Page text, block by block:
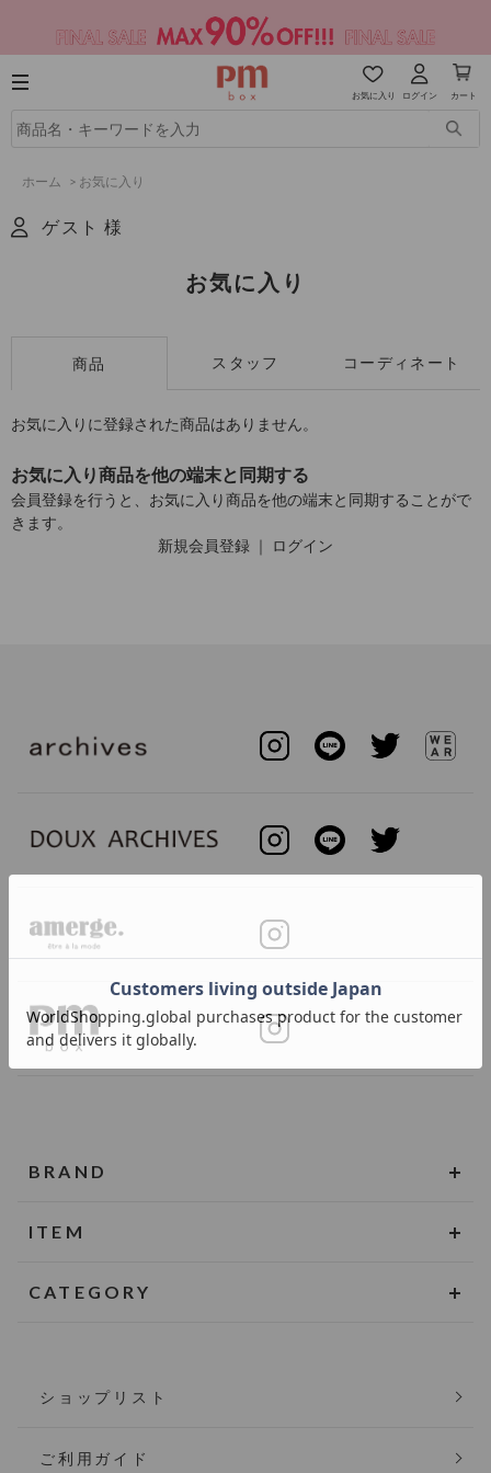
お気に入り ログイン カート
ホーム > お気に入り
ゲスト 様
お気に入り
商品 スタッフ コーディネート
お気に入りに登録された商品はありません。
お気に入り商品を他の端末と同期する
会員登録を行うと、お気に入り商品を他の端末と同期することがで
きます。
新規会員登録 ｜ ログイン
BRAND
ITEM
CATEGORY
ショップリスト
ご利用ガイド